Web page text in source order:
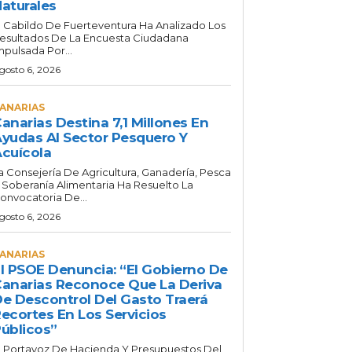
Cabildo De Fuerteventura Ha Analizado Los
De La Encuesta Ciudadana
Por...
6, 2026
Destina 7,1 Millones En
Al Sector Pesquero Y
Consejería De Agricultura, Ganadería, Pesca
Soberanía Alimentaria Ha Resuelto La
De...
6, 2026
PSOE Denuncia: “El Gobierno De
Reconoce Que La Deriva
Descontrol Del Gasto Traerá
En Los Servicios
Portavoz De Hacienda Y Presupuestos Del